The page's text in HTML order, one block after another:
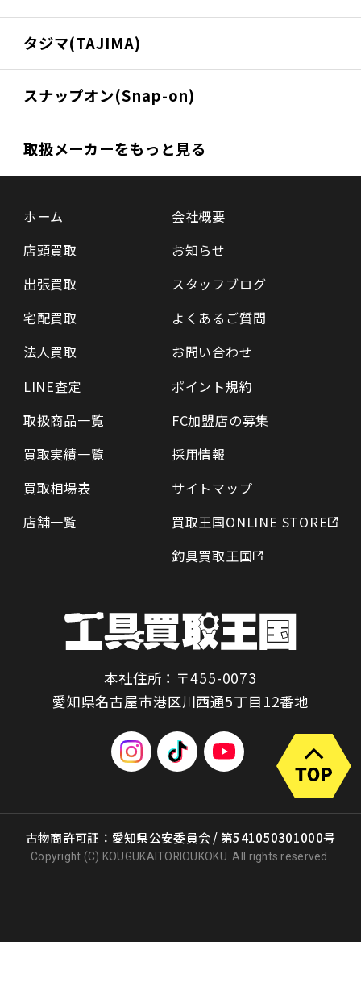
タジマ(TAJIMA)
スナップオン(Snap-on)
取扱メーカーをもっと見る
ホーム
店頭買取
出張買取
宅配買取
法人買取
LINE査定
取扱商品一覧
買取実績一覧
買取相場表
店舗一覧
会社概要
お知らせ
スタッフブログ
よくあるご質問
お問い合わせ
ポイント規約
FC加盟店の募集
採用情報
サイトマップ
買取王国ONLINE STORE
釣具買取王国
本社住所：〒455-0073
愛知県名古屋市港区川西通5丁目12番地
古物商許可証：愛知県公安委員会 / 第541050301000号
Copyright (C) KOUGUKAITORIOUKOKU. All rights reserved.